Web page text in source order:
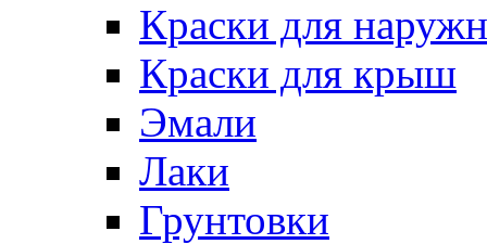
Краски для
Краски для крыш
Эмали
Лаки
Грунтовки